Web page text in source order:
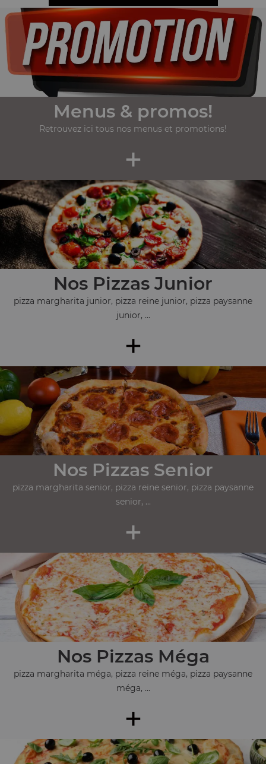
Menus & promos!
Retrouvez ici tous nos menus et promotions!
+
Nos Pizzas Junior
pizza margharita junior, pizza reine junior, pizza paysanne
junior, ...
+
Nos Pizzas Senior
pizza margharita senior, pizza reine senior, pizza paysanne
senior, ...
+
Nos Pizzas Méga
pizza margharita méga, pizza reine méga, pizza paysanne
méga, ...
+